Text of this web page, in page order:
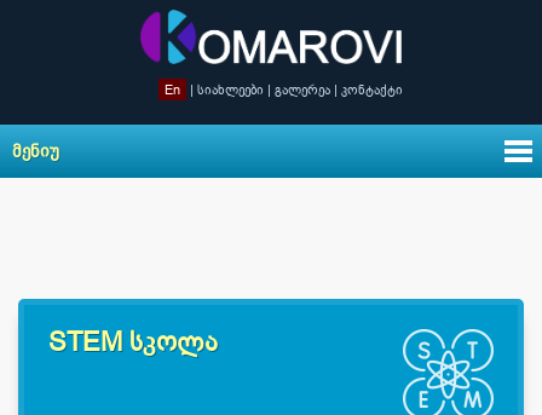
En | სიახლეები | გალერეა| კონტაქტი
ᲛᲔᲜᲘᲣ
STEM სკოლა